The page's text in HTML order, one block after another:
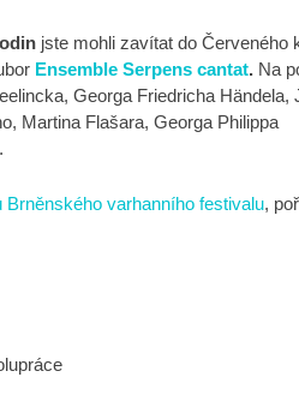
jste mohli zavítat do Červeného
Ensemble Serpens cantat. Na
Georga Friedricha
Martina Flašara, Georga Philippa
Brněnského varhanního festivalu,